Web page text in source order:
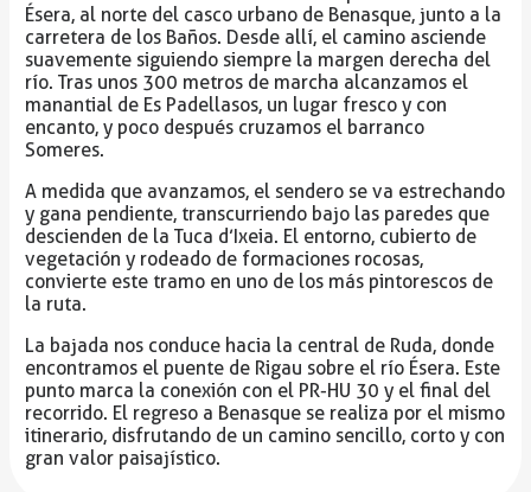
Ésera, al norte del casco urbano de Benasque, junto a la
carretera de los Baños. Desde allí, el camino asciende
suavemente siguiendo siempre la margen derecha del
río. Tras unos 300 metros de marcha alcanzamos el
manantial de Es Padellasos, un lugar fresco y con
encanto, y poco después cruzamos el barranco
Someres.
A medida que avanzamos, el sendero se va estrechando
y gana pendiente, transcurriendo bajo las paredes que
descienden de la Tuca d’Ixeia. El entorno, cubierto de
vegetación y rodeado de formaciones rocosas,
convierte este tramo en uno de los más pintorescos de
la ruta.
La bajada nos conduce hacia la central de Ruda, donde
encontramos el puente de Rigau sobre el río Ésera. Este
punto marca la conexión con el PR-HU 30 y el final del
recorrido. El regreso a Benasque se realiza por el mismo
itinerario, disfrutando de un camino sencillo, corto y con
gran valor paisajístico.